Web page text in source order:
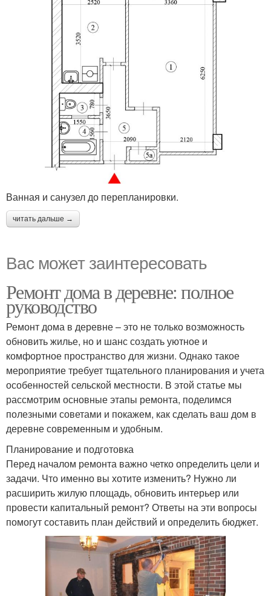
Ванная и санузел до перепланировки.
читать дальше →
Вас может заинтересовать
Ремонт дома в деревне: полное
руководство
Ремонт дома в деревне – это не только возможность
обновить жилье, но и шанс создать уютное и
комфортное пространство для жизни. Однако такое
мероприятие требует тщательного планирования и учета
особенностей сельской местности. В этой статье мы
рассмотрим основные этапы ремонта, поделимся
полезными советами и покажем, как сделать ваш дом в
деревне современным и удобным.
Планирование и подготовка
Перед началом ремонта важно четко определить цели и
задачи. Что именно вы хотите изменить? Нужно ли
расширить жилую площадь, обновить интерьер или
провести капитальный ремонт? Ответы на эти вопросы
помогут составить план действий и определить бюджет.